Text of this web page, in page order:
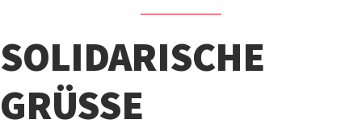
SOLIDARISCHE
GRÜSSE